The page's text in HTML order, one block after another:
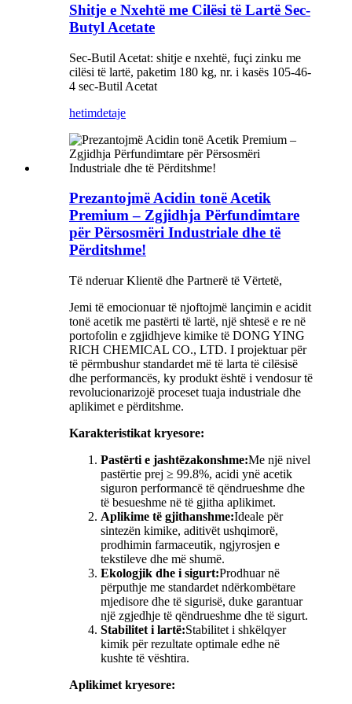
Shitje e Nxehtë me Cilësi të Lartë Sec-
Butyl Acetate
Sec-Butil Acetat: shitje e nxehtë, fuçi zinku me
cilësi të lartë, paketim 180 kg, nr. i kasës 105-46-
4 sec-Butil Acetat
hetimdetaje
Prezantojmë Acidin tonë Acetik
Premium – Zgjidhja Përfundimtare
për Përsosmëri Industriale dhe të
Përditshme!
Të nderuar Klientë dhe Partnerë të Vërtetë,
Jemi të emocionuar të njoftojmë lançimin e acidit
tonë acetik me pastërti të lartë, një shtesë e re në
portofolin e zgjidhjeve kimike të DONG YING
RICH CHEMICAL CO., LTD. I projektuar për
të përmbushur standardet më të larta të cilësisë
dhe performancës, ky produkt është i vendosur të
revolucionarizojë proceset tuaja industriale dhe
aplikimet e përditshme.
Karakteristikat kryesore:
Pastërti e jashtëzakonshme:Me një nivel
pastërtie prej ≥ 99.8%, acidi ynë acetik
siguron performancë të qëndrueshme dhe
të besueshme në të gjitha aplikimet.
Aplikime të gjithanshme:Ideale për
sintezën kimike, aditivët ushqimorë,
prodhimin farmaceutik, ngjyrosjen e
tekstileve dhe më shumë.
Ekologjik dhe i sigurt:Prodhuar në
përputhje me standardet ndërkombëtare
mjedisore dhe të sigurisë, duke garantuar
një zgjedhje të qëndrueshme dhe të sigurt.
Stabilitet i lartë:Stabilitet i shkëlqyer
kimik për rezultate optimale edhe në
kushte të vështira.
Aplikimet kryesore: